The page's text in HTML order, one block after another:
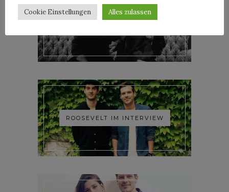
YOANN LEMOINE AKA
ROOSEVELT IM INTERVIEW
Cookie Einstellungen Alles zulassen